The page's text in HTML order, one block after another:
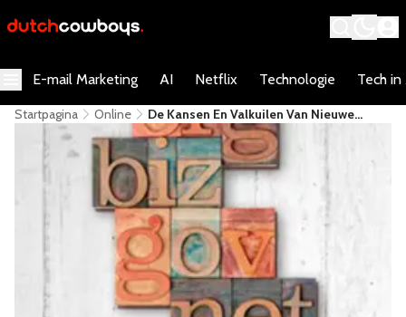
E-mail Marketing AI Netflix Technologie Tech in
Startpagina Online
De Kansen En Valkuilen Van Nieuwe
GTLD's